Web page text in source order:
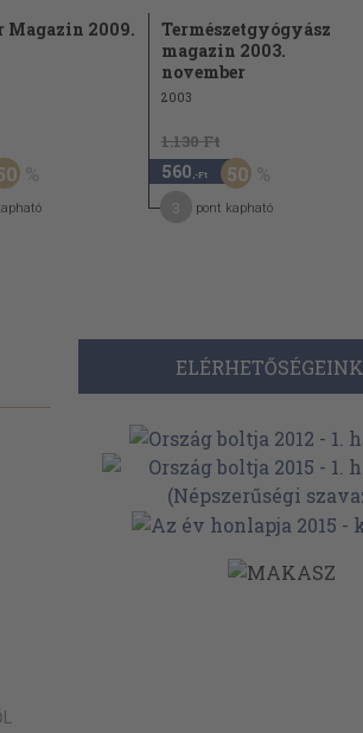
2009.
Természetgyógyász
magazin 2003.
november
2003
1.130 Ft
560 ,-Ft 50
pont kapható
ELÉRHETŐSÉGEINK